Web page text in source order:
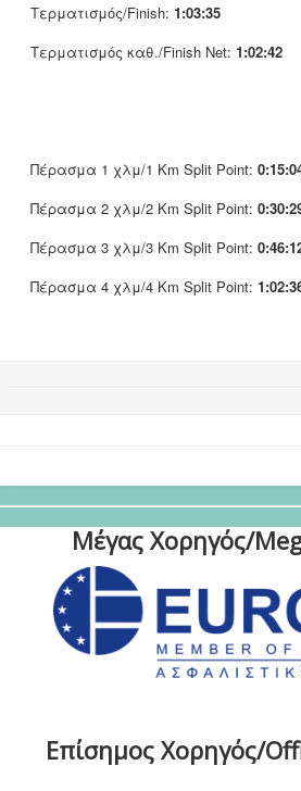
Τερματισμός/Finish: 1:03:35
Τερματισμός καθ./Finish Net: 1:02:42
Πέρασμα 1 χλμ/1 Km Split Point:
Πέρασμα 2 χλμ/2 Km Split Point:
Πέρασμα 3 χλμ/3 Km Split Point:
Πέρασμα 4 χλμ/4 Km Split Point:
Μέγας Χορηγός/
Επίσημος Χορηγός/